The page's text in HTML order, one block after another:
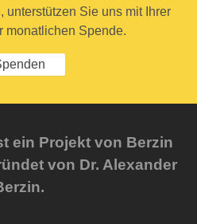
unterstützen Sie uns mit Ihrer
monatlichen Spende.
ein Projekt von Berzin
von Dr. Alexander